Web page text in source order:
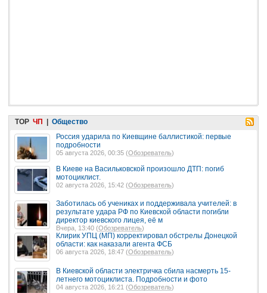
TOP ЧП
Общество
Россия ударила по Киевщине баллистикой: первые
подробности
05 августа 2026, 00:35 (Обозреватель)
В Киеве на Васильковской произошло ДТП: погиб
мотоциклист.
02 августа 2026, 15:42 (Обозреватель)
Заботилась об учениках и поддерживала учителей: в
результате удара РФ по Киевской области погибли
директор киевского лицея, её м
Вчера, 13:40 (Обозреватель)
Клирик УПЦ (МП) корректировал обстрелы Донецкой
области: как наказали агента ФСБ
06 августа 2026, 18:47 (Обозреватель)
В Киевской области электричка сбила насмерть 15-
летнего мотоциклиста. Подробности и фото
04 августа 2026, 16:21 (Обозреватель)